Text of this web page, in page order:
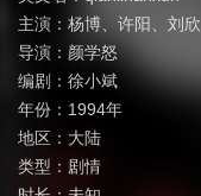
主演： 杨博 许阳
刘欣
导演： 颜学怒
编剧： 徐小斌
年份： 1994年
地区： 大陆
类型： 剧情